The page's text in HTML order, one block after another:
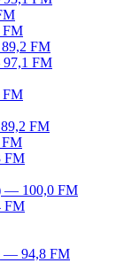
FM
FM
97,1 FM
FM
FM
FM
FM
— 100,0 FM
FM
— 94,8 FM